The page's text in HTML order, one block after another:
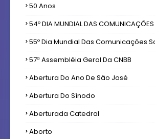
50 Anos
54º DIA MUNDIAL DAS
55º Dia Mundial Das Comunicações
57ª Assembléia Geral Da CNBB
Abertura Do Ano De São José
Abertura Do Sínodo
Aberturada Catedral
Aborto